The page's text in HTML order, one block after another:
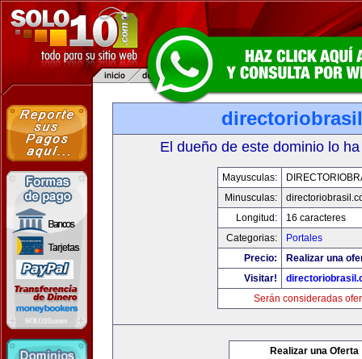
El dueño de este dominio lo
Mayusculas:
Minusculas:
Longitud:
16 caracteres
Categorias:
Portales
Precio:
Realizar una
Visitar!
Serán consideradas
Realizar una Oferta